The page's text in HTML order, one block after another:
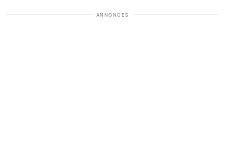
ANNONCES